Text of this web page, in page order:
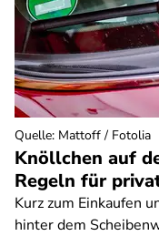
Knöllchen auf
Regeln für
Kurz zum Einkaufen
hinter dem
Quelle: Mattoff / Fotolia